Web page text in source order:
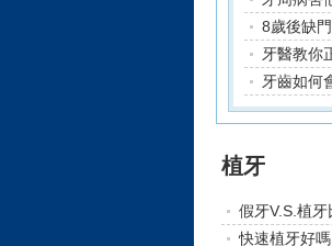
8歲後缺
牙醫教你
牙齒如何
植牙
假牙V.S.植牙
快速植牙好嗎